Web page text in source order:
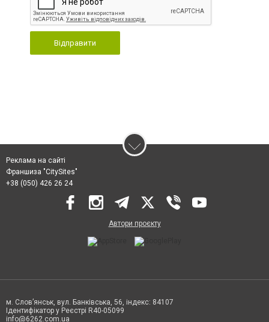
Відправити
Реклама на сайті
Франшиза "CitySites"
+38 (050) 426 26 24
Автори проєкту
м. Слов’янськ, вул. Банківська, 56, індекс: 84107
Ідентифікатор у Реєстрі R40-05099
info@6262.com.ua